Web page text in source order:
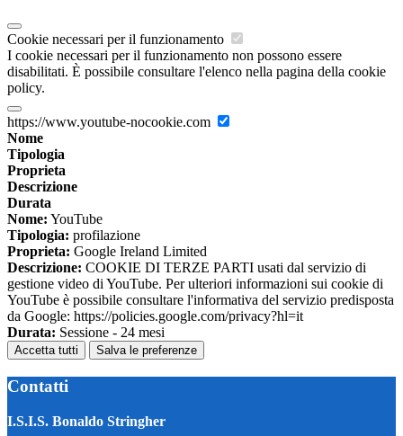
Cookie necessari per il funzionamento
I cookie necessari per il funzionamento non possono essere
disabilitati. È possibile consultare l'elenco nella pagina della cookie
policy.
https://www.youtube-nocookie.com
Nome
Tipologia
Proprieta
Descrizione
Durata
Nome: YouTube
Tipologia: profilazione
Proprieta: Google Ireland Limited
Descrizione: COOKIE DI TERZE PARTI usati dal servizio di
gestione video di YouTube. Per ulteriori informazioni sui cookie di
YouTube è possibile consultare l'informativa del servizio predisposta
da Google: https://policies.google.com/privacy?hl=it
Durata: Sessione - 24 mesi
Accetta tutti Salva le preferenze
Contatti
I.S.I.S. Bonaldo Stringher